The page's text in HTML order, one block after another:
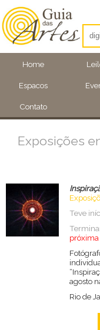
Home
Espacos
Contato
Exposições
Teve
agosto
Rio de